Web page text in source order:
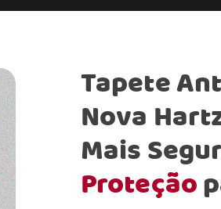
Tapete
Nova
Mais
Proteção